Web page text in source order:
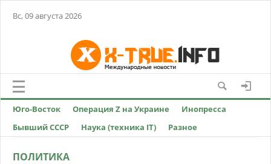
Вс, 09 августа 2026
Юго-Восток Операция Z на Украине
Инопресса
Бывший СССР
Наука (техника IT) Разное
ПОЛИТИКА